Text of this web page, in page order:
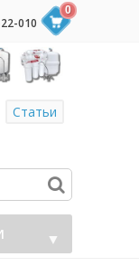
010
0
Статьи
▼